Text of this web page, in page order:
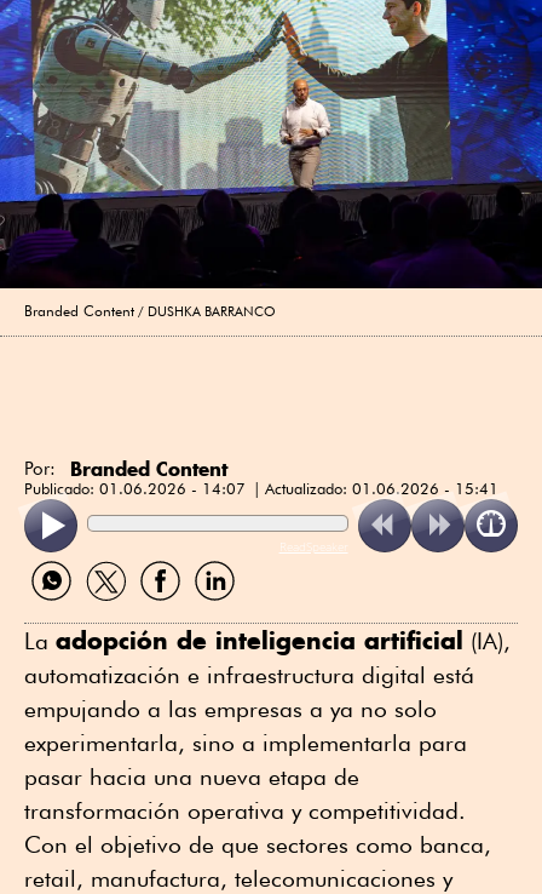
Branded Content DUSHKA BARRANCO
Por: Branded Content
Publicado: 01.06.2026 - 14:07 Actualizado: 01.06.2026 - 15:41
ReadSpeaker
Compartir
por
Compartir
por
Compartir
por
Compartir
por
La adopción de inteligencia artificial (IA),
automatización e infraestructura digital está
empujando a las empresas a ya no solo
experimentarla, sino a implementarla para
pasar hacia una nueva etapa de
transformación operativa y competitividad.
Con el objetivo de que sectores como banca,
retail, manufactura, telecomunicaciones y